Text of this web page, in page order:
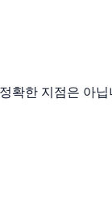
확한 지점은 아